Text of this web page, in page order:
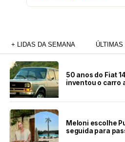
+ LIDAS DA SEMANA ÚLTIMAS
50 anos do Fiat
inventou o carro
Meloni escolhe
seguida para